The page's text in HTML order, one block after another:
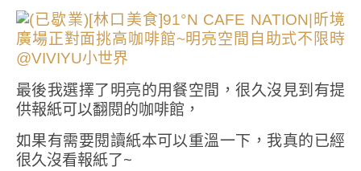
最後我選擇了明亮的用餐空間，很久沒見到有提
供報紙可以翻閱的咖啡館，
如果有需要閱讀紙本可以重溫一下，我真的已經
很久沒看報紙了~